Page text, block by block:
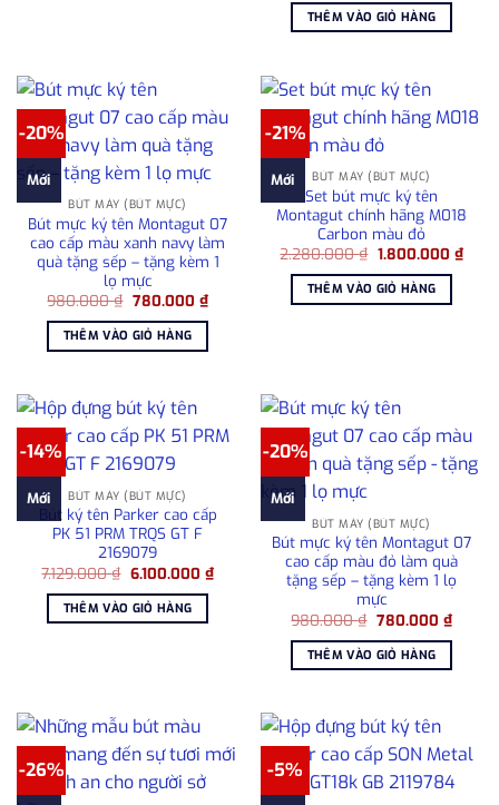
8.000.000 ₫.là:
128.000.000 ₫.
tại
là:
THÊM VÀO GIỎ HÀNG
-20%
Mới
BÚT MÁY (BÚT MỰC)
Bút mực ký tên Montagut 07
cao cấp màu xanh navy làm
quà tặng sếp – tặng kèm 1
lọ mực
980.000₫ Giá
là:
980.000 ₫.
780.000 ₫Giá
780.000 ₫.
THÊM VÀO GIỎ HÀNG
-21%
Mới BÚT MÁY (BÚT MỰC)
Set bút mực ký tên
Montagut chính hãng M018
Carbon màu đỏ
2.280.000₫ Giá
là:
2.280.000 ₫.
1.800.000 ₫Giá
THÊM VÀO GIỎ HÀNG
-14%
Mới BÚT MÁY (BÚT MỰC)
Bút ký tên Parker cao cấp
PK 51 PRM TRQS GT F
2169079
7.129.000₫ Giá
là:
7.129.000 ₫.
6.100.000 ₫Giá
hiện
6.100.000 ₫.
THÊM VÀO GIỎ HÀNG
-20%
Mới
BÚT MÁY (BÚT MỰC)
Bút mực ký tên Montagut 07
cao cấp màu đỏ làm quà
tặng sếp – tặng kèm 1 lọ
mực
980.000₫ Giá
là:
980.000 ₫.
780.000 ₫Giá
hiện
THÊM VÀO GIỎ HÀNG
-26% -5%